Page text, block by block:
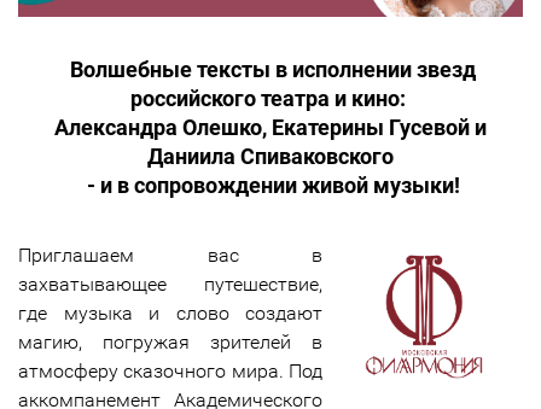
Волшебные тексты в исполнении звезд
российского театра и кино:
Александра Олешко, Екатерины Гусевой и
Даниила Спиваковского
- и в сопровождении живой музыки!
Приглашаем вас в
захватывающее путешествие,
где музыка и слово создают
магию, погружая зрителей в
атмосферу сказочного мира. Под
аккомпанемент Академического